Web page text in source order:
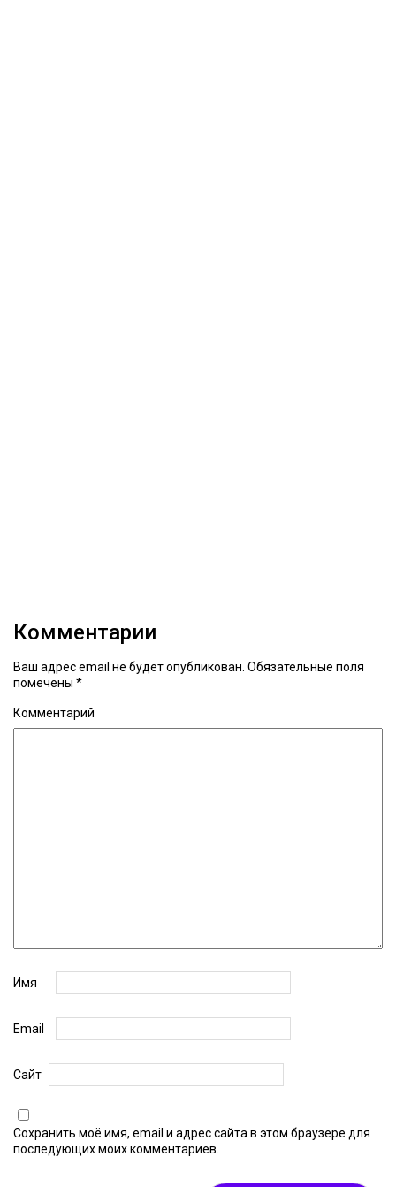
Комментарии
Ваш адрес email не будет опубликован. Обязательные поля
помечены *
Комментарий
Имя
Email
Сайт
Сохранить моё имя, email и адрес сайта в этом браузере для
последующих моих комментариев.